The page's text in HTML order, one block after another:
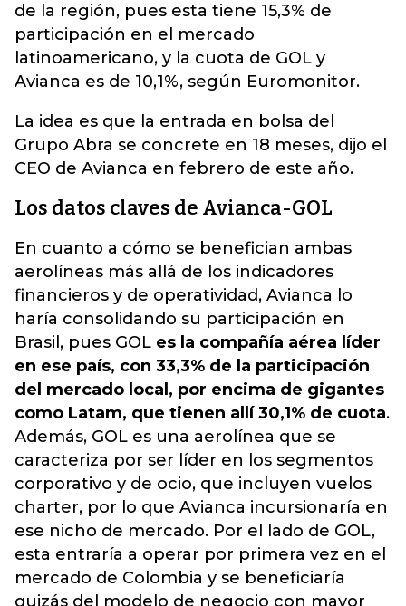
de la región, pues esta tiene 15,3% de
participación en el mercado
latinoamericano, y la cuota de GOL y
Avianca es de 10,1%, según Euromonitor.
La idea es que la entrada en bolsa del
Grupo Abra se concrete en 18 meses, dijo el
CEO de Avianca en febrero de este año.
Los datos claves de Avianca-GOL
En cuanto a cómo se benefician ambas
aerolíneas más allá de los indicadores
financieros y de operatividad, Avianca lo
haría consolidando su participación en
Brasil, pues GOL es la compañía aérea líder
en ese país, con 33,3% de la participación
del mercado local, por encima de gigantes
como Latam, que tienen allí 30,1% de cuota.
Además, GOL es una aerolínea que se
caracteriza por ser líder en los segmentos
corporativo y de ocio, que incluyen vuelos
charter, por lo que Avianca incursionaría en
ese nicho de mercado. Por el lado de GOL,
esta entraría a operar por primera vez en el
mercado de Colombia y se beneficiaría
quizás del modelo de negocio con mayor